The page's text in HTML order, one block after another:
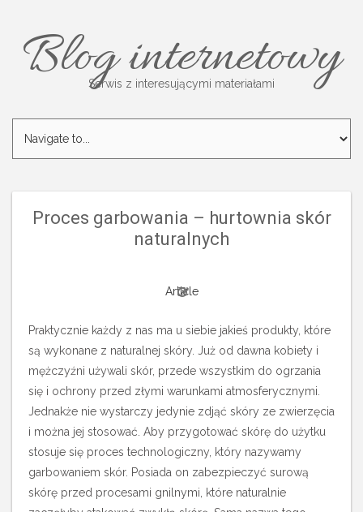
Blog internetowy
Serwis z interesującymi materiałami
Proces garbowania – hurtownia skór
naturalnych
Article
Praktycznie każdy z nas ma u siebie jakieś produkty, które
są wykonane z naturalnej skóry. Już od dawna kobiety i
mężczyźni używali skór, przede wszystkim do ogrzania
się i ochrony przed złymi warunkami atmosferycznymi.
Jednakże nie wystarczy jedynie zdjąć skóry ze zwierzęcia
i można jej stosować. Aby przygotować skórę do użytku
stosuje się proces technologiczny, który nazywamy
garbowaniem skór. Posiada on zabezpieczyć surową
skórę przed procesami gnilnymi, które naturalnie